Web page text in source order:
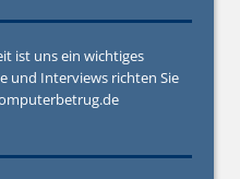
ist uns ein wichtiges
und Interviews richten Sie